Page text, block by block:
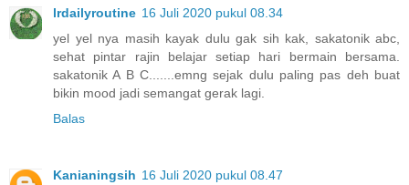
lrdailyroutine 16 Juli 2020 pukul 08.34
yel yel nya masih kayak dulu gak sih kak, sakatonik abc,
sehat pintar rajin belajar setiap hari bermain bersama.
sakatonik A B C.......emng sejak dulu paling pas deh buat
bikin mood jadi semangat gerak lagi.
Balas
Kanianingsih 16 Juli 2020 pukul 08.47